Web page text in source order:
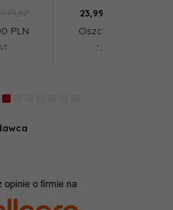
29,99 PLN*
6.00 PLN
VAT